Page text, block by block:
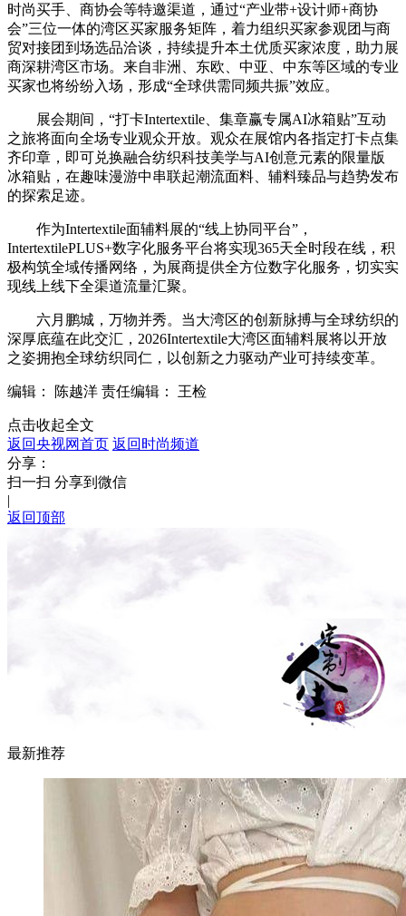
时尚买手、商协会等特邀渠道，通过“产业带+设计师+商协
会”三位一体的湾区买家服务矩阵，着力组织买家参观团与商
贸对接团到场选品洽谈，持续提升本土优质买家浓度，助力展
商深耕湾区市场。来自非洲、东欧、中亚、中东等区域的专业
买家也将纷纷入场，形成“全球供需同频共振”效应。
展会期间，“打卡Intertextile、集章赢专属AI冰箱贴”互动
之旅将面向全场专业观众开放。观众在展馆内各指定打卡点集
齐印章，即可兑换融合纺织科技美学与AI创意元素的限量版
冰箱贴，在趣味漫游中串联起潮流面料、辅料臻品与趋势发布
的探索足迹。
作为Intertextile面辅料展的“线上协同平台”，
IntertextilePLUS+数字化服务平台将实现365天全时段在线，积
极构筑全域传播网络，为展商提供全方位数字化服务，切实实
现线上线下全渠道流量汇聚。
六月鹏城，万物并秀。当大湾区的创新脉搏与全球纺织的
深厚底蕴在此交汇，2026Intertextile大湾区面辅料展将以开放
之姿拥抱全球纺织同仁，以创新之力驱动产业可持续变革。
编辑： 陈越洋 责任编辑： 王检
点击收起全文
返回央视网首页 返回时尚频道
分享：
扫一扫 分享到微信
返回顶部
最新推荐